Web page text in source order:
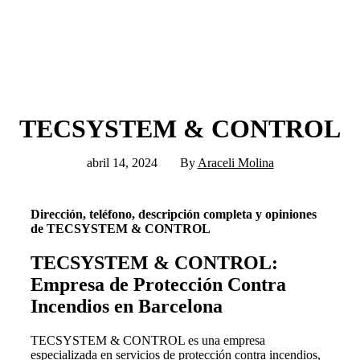
TECSYSTEM & CONTROL
abril 14, 2024 By Araceli Molina
Dirección, teléfono, descripción completa y opiniones
de TECSYSTEM & CONTROL
TECSYSTEM & CONTROL:
Empresa de Protección Contra
Incendios en Barcelona
TECSYSTEM & CONTROL es una empresa
especializada en servicios de protección contra incendios,